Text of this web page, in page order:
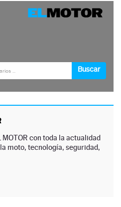
con toda la actualidad
moto, tecnología, seguridad,